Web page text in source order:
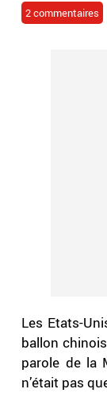
2 commentaires
Les Etats-
ballon
parole de la
n’était pas